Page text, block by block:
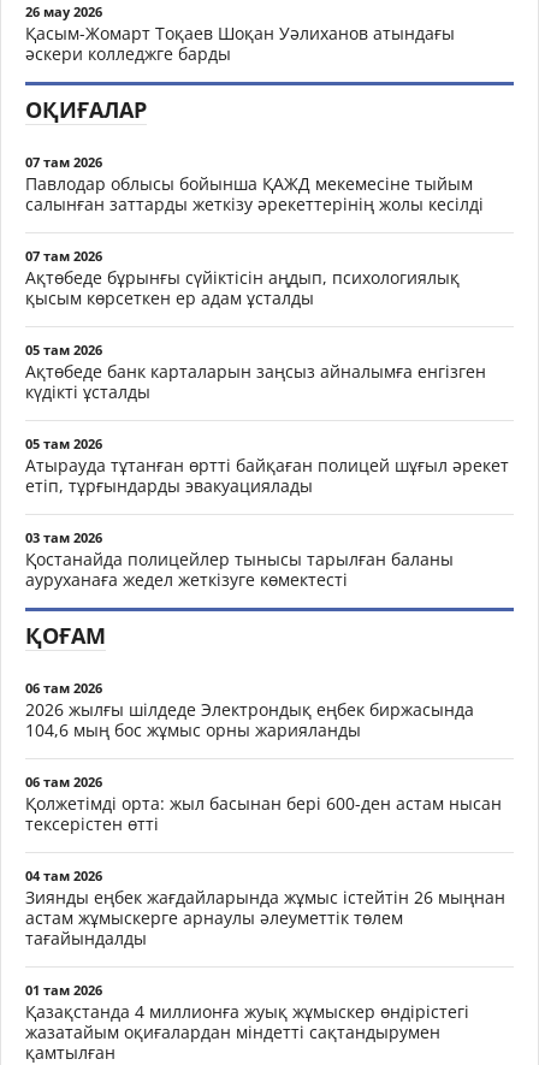
26 мау 2026
Қасым-Жомарт Тоқаев Шоқан Уәлиханов атындағы
әскери колледжге барды
ОҚИҒАЛАР
07 там 2026
Павлодар облысы бойынша ҚАЖД мекемесіне тыйым
салынған заттарды жеткізу әрекеттерінің жолы кесілді
07 там 2026
Ақтөбеде бұрынғы сүйіктісін аңдып, психологиялық
қысым көрсеткен ер адам ұсталды
05 там 2026
Ақтөбеде банк карталарын заңсыз айналымға енгізген
күдікті ұсталды
05 там 2026
Атырауда тұтанған өртті байқаған полицей шұғыл әрекет
етіп, тұрғындарды эвакуациялады
03 там 2026
Қостанайда полицейлер тынысы тарылған баланы
ауруханаға жедел жеткізуге көмектесті
ҚОҒАМ
06 там 2026
2026 жылғы шілдеде Электрондық еңбек биржасында
104,6 мың бос жұмыс орны жарияланды
06 там 2026
Қолжетімді орта: жыл басынан бері 600-ден астам нысан
тексерістен өтті
04 там 2026
Зиянды еңбек жағдайларында жұмыс істейтін 26 мыңнан
астам жұмыскерге арнаулы әлеуметтік төлем
тағайындалды
01 там 2026
Қазақстанда 4 миллионға жуық жұмыскер өндірістегі
жазатайым оқиғалардан міндетті сақтандырумен
қамтылған